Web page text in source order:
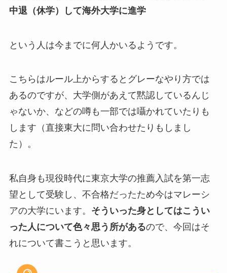
中退（休学）して海外大学に進学
という人は今までに何人かいるようです。
こちらはルール上からするとグレーなやり方では
あるのですが、大学側があえて黙認しているんじ
ゃないか、などの噂も一部では囁かれていたりも
します（直接東大に問い合わせたりもしまし
た）。
私自身も現役時代に東京大学の推薦入試を第一志
望として受験し、不合格だったため今はマレーシ
アの大学にいます。 そういった身としてはこうい
った人について色々思う所があるので、今回はそ
れについて書こうと思います。